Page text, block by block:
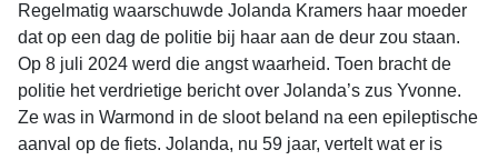
Regelmatig waarschuwde Jolanda Kramers haar moeder
dat op een dag de politie bij haar aan de deur zou staan.
Op 8 juli 2024 werd die angst waarheid. Toen bracht de
politie het verdrietige bericht over Jolanda’s zus Yvonne.
Ze was in Warmond in de sloot beland na een epileptische
aanval op de fiets. Jolanda, nu 59 jaar, vertelt wat er is